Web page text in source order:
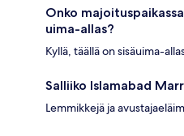
Onko
uima-allas?
Kyllä, täällä on sisäuima-
Salliiko Islamabad
Lemmikkejä ja